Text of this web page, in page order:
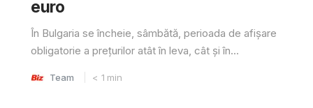
euro
În Bulgaria se încheie, sâmbătă, perioada de afișare
obligatorie a prețurilor atât în ​​leva, cât și în...
Team < 1 min